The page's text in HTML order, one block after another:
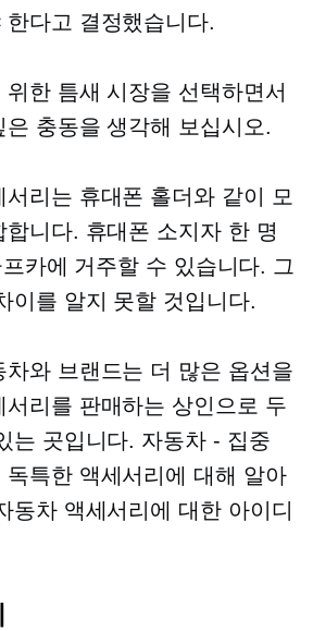
다고 결정했습니다.
한 틈새 시장을 선택하면서
은 충동을 생각해 보십시오.
서리는 휴대폰 홀더와 같이 모
니다. 휴대폰 소지자 한 명
카에 거주할 수 있습니다. 그
이를 알지 못할 것입니다.
차와 브랜드는 더 많은 옵션을
리를 판매하는 상인으로 두
는 곳입니다. 자동차 - 집중
독특한 액세서리에 대해 알아
동차 액세서리에 대한 아이디